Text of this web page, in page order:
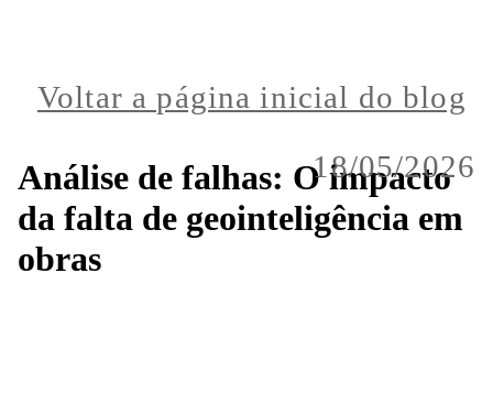
18/05/2026
Voltar a página inicial do blog
Análise de falhas: O impacto
da falta de geointeligência em
obras